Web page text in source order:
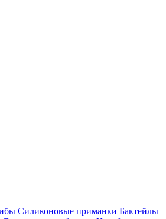
Силиконовые приманки Бактейлы